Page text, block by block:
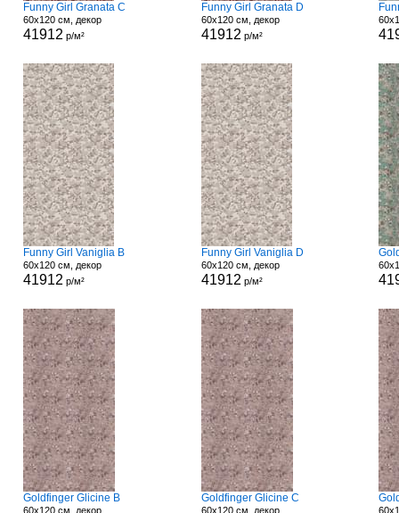
Funny Girl Granata C
60x120 см, декор
41912 р/м²
Funny Girl Granata D
60x120 см, декор
41912 р/м²
Funny Girl Vaniglia B
60x120 см, декор
41912 р/м²
Funny Girl Vaniglia D
60x120 см, декор
41912 р/м²
Goldfinger Glicine B
60x120 см, декор
Goldfinger Glicine C
60x120 см, декор